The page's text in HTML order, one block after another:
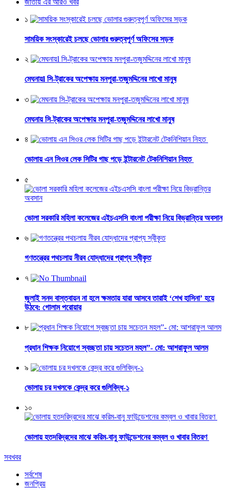
১
সাময়িক সংস্কারেই চলছে ভোলার গুরুত্বপূর্ণ অফিসের সড়ক
২
মেঘনায়l সি-ট্রাকের অপেক্ষায় মনপুরা-তজুমদ্দিনের লাখো মানুষ
৩
মেঘনায় সি-ট্রাকের অপেক্ষায় মনপুরা-তজুমদ্দিনের লাখো মানুষ
৪
ভোলায় এন সিওর লেক সিটির গাছ পড়ে ইন্টারনেট টেকনিশিয়ান নিহত
৫
ভোলা সরকারি মহিলা কলেজের এইচএসসি বাংলা পরীক্ষা নিয়ে বিভ্রান্তির অবসান
৬
গণতন্ত্রের পথচলায় নীরব যোদ্ধাদের প্রাপ্য স্বীকৃত
৭
জুলাই সনদ বাস্তবায়ন না হলে ক্ষমতায় যারা আসবে তারাই ‘শেখ হাসিনা’ হয়ে
উঠবে: গোলাম পরোয়ার
৮
প্রধান শিক্ষক নিয়োগে স্বচ্ছতা চায় সচেতন মহল”- মো: আশরাফুল আলম
৯
ভোলায় চর দখলকে কেন্দ্র করে গুলিবিদ্ধ-১
১০
ভোলায় হতদরিদ্রদের মাঝে করিম-বানু ফাউন্ডেশনের কম্বল ও খাবার বিতরণ
সবখবর
সর্বশেষ
জনপ্রিয়